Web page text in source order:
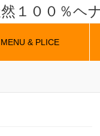
１００％ヘ
MENU & PLICE